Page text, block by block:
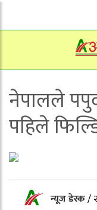
नेपालले
पहिले
न्यूज डेस्क/